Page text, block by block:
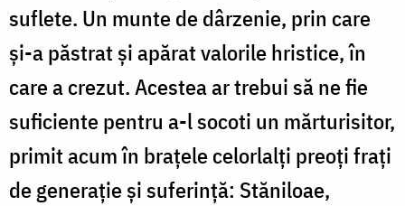
suflete. Un munte de dârzenie, prin care
şi-a păstrat şi apărat valorile hristice, în
care a crezut. Acestea ar trebui să ne fie
suficiente pentru a-l socoti un mărturisitor,
primit acum în braţele celorlalţi preoţi fraţi
de generaţie şi suferinţă: Stăniloae,